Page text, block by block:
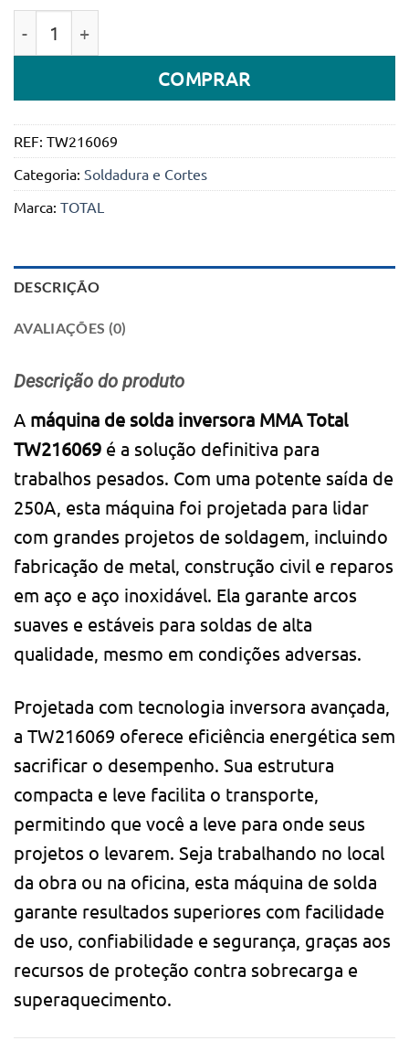
COMPRAR
REF: TW216069
Categoria: Soldadura e Cortes
Marca: TOTAL
DESCRIÇÃO
AVALIAÇÕES (0)
Descrição do produto
A máquina de solda inversora MMA Total
TW216069 é a solução definitiva para
trabalhos pesados. Com uma potente saída de
250A, esta máquina foi projetada para lidar
com grandes projetos de soldagem, incluindo
fabricação de metal, construção civil e reparos
em aço e aço inoxidável. Ela garante arcos
suaves e estáveis ​​para soldas de alta
qualidade, mesmo em condições adversas.
Projetada com tecnologia inversora avançada,
a TW216069 oferece eficiência energética sem
sacrificar o desempenho. Sua estrutura
compacta e leve facilita o transporte,
permitindo que você a leve para onde seus
projetos o levarem. Seja trabalhando no local
da obra ou na oficina, esta máquina de solda
garante resultados superiores com facilidade
de uso, confiabilidade e segurança, graças aos
recursos de proteção contra sobrecarga e
superaquecimento.